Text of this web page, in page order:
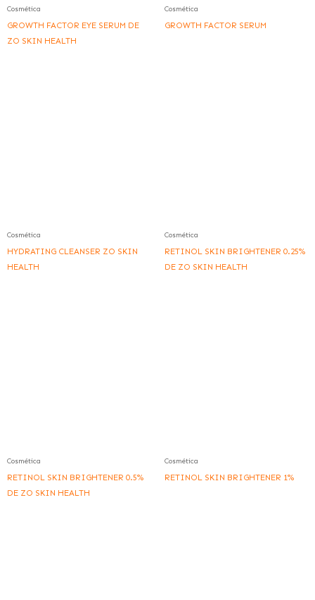
Cosmética
GROWTH FACTOR EYE SERUM DE
ZO SKIN HEALTH
Cosmética
GROWTH FACTOR SERUM
Cosmética
HYDRATING CLEANSER ZO SKIN
HEALTH
Cosmética
RETINOL SKIN BRIGHTENER 0.25%
DE ZO SKIN HEALTH
Cosmética
RETINOL SKIN BRIGHTENER 0.5%
DE ZO SKIN HEALTH
Cosmética
RETINOL SKIN BRIGHTENER 1%